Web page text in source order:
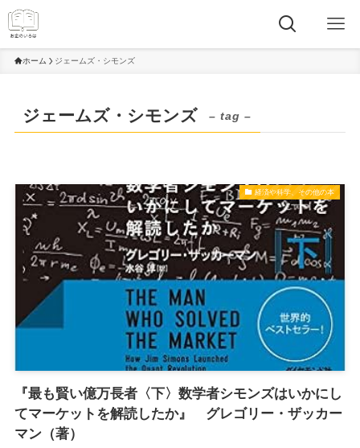
ホーム ジェームズ・シモンズ
ジェームズ・シモンズ – tag –
経済や科学、その他の本
『最も賢い億万長者〈下〉数学者シモンズはいかにし
てマーケットを解読したか』 グレゴリー・ザッカー
マン（著）